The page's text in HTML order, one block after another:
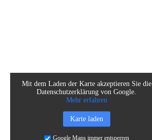
Mit dem Laden der Karte akzeptieren Sie die
Datenschutzerklärung von Google.
Mehr erfahren
Karte laden
Google Maps immer entsperren